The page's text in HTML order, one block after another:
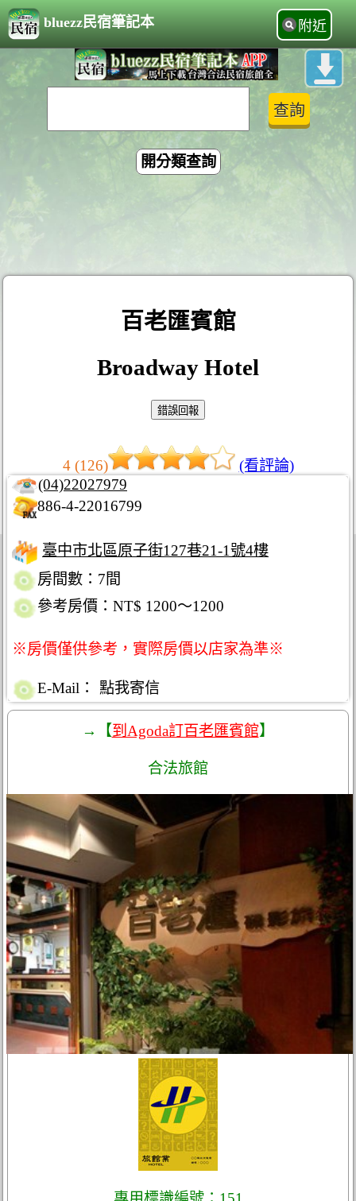
bluezz民宿筆記本 附近
開分類查詢
百老匯賓館
Broadway Hotel
4 (126)
(看評論)
(04)22027979
886-4-22016799
臺中市北區原子街127巷21-1號4樓
房間數：7間
參考房價：NT$ 1200～1200
※房價僅供參考，實際房價以店家為準※
E-Mail： 點我寄信
→【到Agoda訂百老匯賓館】
合法旅館